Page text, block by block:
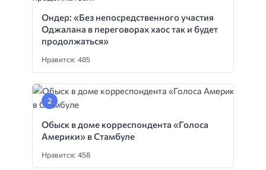
Ондер: «Без непосредственного участия
Оджалана в переговорах хаос так и будет
продолжаться»
Нравится: 485
Обыск в доме корреспондента «Голоса
Америки» в Стамбуле
Нравится: 458